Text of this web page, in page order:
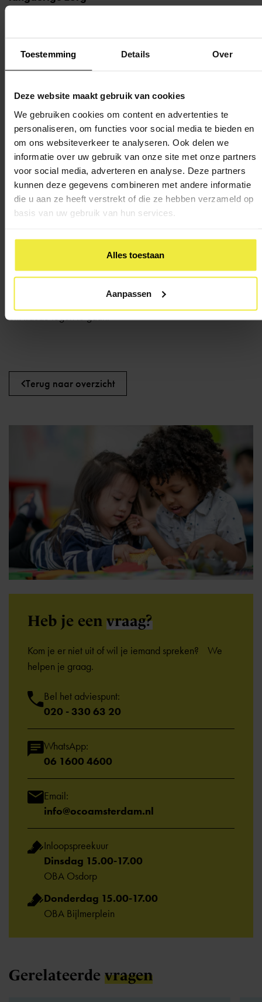
Toestemming Details Over
Deze website maakt gebruik van cookies
We gebruiken cookies om content en advertenties te
personaliseren, om functies voor social media te bieden en
om ons websiteverkeer te analyseren. Ook delen we
informatie over uw gebruik van onze site met onze partners
voor social media, adverteren en analyse. Deze partners
kunnen deze gegevens combineren met andere informatie
die u aan ze heeft verstrekt of die ze hebben verzameld op
basis van uw gebruik van hun services.
Alles toestaan
Aanpassen
u recht heeft op hulp vanuit de Wet langdurige zorg)? Dan
kun je een pgb aanvragen bij het zorgkantoor in je regio.
Trekkingsrecht
Heb je een persoonsgebonden budget aangevraagd en is dit
goedgekeurd? Dan zijn er twee mogelijkheden om
zorgaanbieders te betalen:
De Sociale Verzekeringsbank (SVB) betaalt de rekening
Je zorgverzekering betaalt de rekening vanuit jouw PGB
Deze vorm van betaling heet trekkingskracht en is ingevoerd
om fraude tegen te gaan.
Terug naar overzicht
Heb je een vraag?
Kom je er niet uit of wil je iemand spreken? We
helpen je graag.
Bel het adviespunt:
020 - 330 63 20
WhatsApp:
06 1600 4600
Email:
info@ocoamsterdam.nl
Inloopspreekuur
Dinsdag 15.00-17.00
OBA Osdorp
Donderdag 15.00-17.00
OBA Bijlmerplein
Gerelateerde vragen